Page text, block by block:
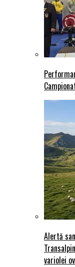
Alertă
variolei